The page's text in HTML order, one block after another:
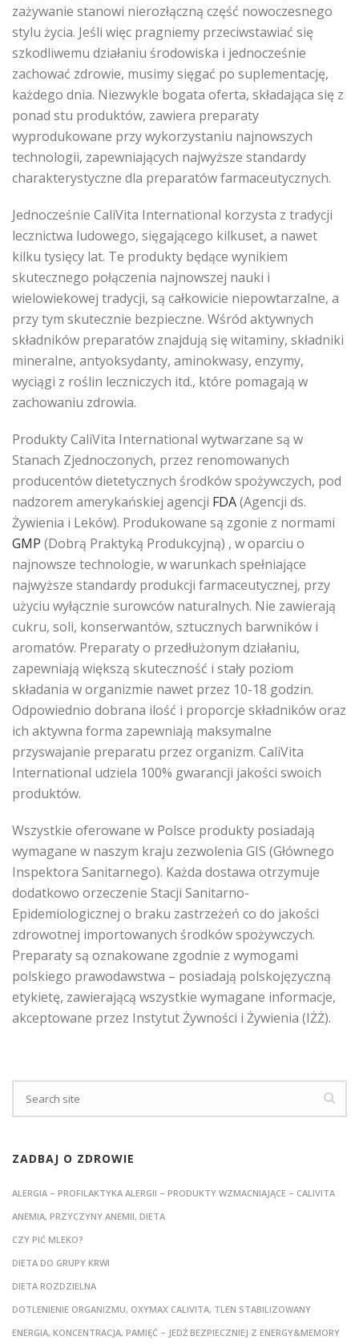
zażywanie stanowi nierozłączną część nowoczesnego
stylu życia. Jeśli więc pragniemy przeciwstawiać się
szkodliwemu działaniu środowiska i jednocześnie
zachować zdrowie, musimy sięgać po suplementację,
każdego dnia. Niezwykle bogata oferta, składająca się z
ponad stu produktów, zawiera preparaty
wyprodukowane przy wykorzystaniu najnowszych
technologii, zapewniających najwyższe standardy
charakterystyczne dla preparatów farmaceutycznych.
Jednocześnie CaliVita International korzysta z tradycji
lecznictwa ludowego, sięgającego kilkuset, a nawet
kilku tysięcy lat. Te produkty będące wynikiem
skutecznego połączenia najnowszej nauki i
wielowiekowej tradycji, są całkowicie niepowtarzalne, a
przy tym skutecznie bezpieczne. Wśród aktywnych
składników preparatów znajdują się witaminy, składniki
mineralne, antyoksydanty, aminokwasy, enzymy,
wyciągi z roślin leczniczych itd., które pomagają w
zachowaniu zdrowia.
Produkty CaliVita International wytwarzane są w
Stanach Zjednoczonych, przez renomowanych
producentów dietetycznych środków spożywczych, pod
nadzorem amerykańskiej agencji FDA(Agencji ds.
Żywienia i Leków). Produkowane są zgonie z normami
GMP (Dobrą Praktyką Produkcyjną) , w oparciu o
najnowsze technologie, w warunkach spełniające
najwyższe standardy produkcji farmaceutycznej, przy
użyciu wyłącznie surowców naturalnych. Nie zawierają
cukru, soli, konserwantów, sztucznych barwników i
aromatów. Preparaty o przedłużonym działaniu,
zapewniają większą skuteczność i stały poziom
składania w organizmie nawet przez 10-18 godzin.
Odpowiednio dobrana ilość i proporcje składników oraz
ich aktywna forma zapewniają maksymalne
przyswajanie preparatu przez organizm. CaliVita
International udziela 100% gwarancji jakości swoich
produktów.
Wszystkie oferowane w Polsce produkty posiadają
wymagane w naszym kraju zezwolenia GIS (Głównego
Inspektora Sanitarnego). Każda dostawa otrzymuje
dodatkowo orzeczenie Stacji Sanitarno-
Epidemiologicznej o braku zastrzeżeń co do jakości
zdrowotnej importowanych środków spożywczych.
Preparaty są oznakowane zgodnie z wymogami
polskiego prawodawstwa – posiadają polskojęzyczną
etykietę, zawierającą wszystkie wymagane informacje,
akceptowane przez Instytut Żywności i Żywienia (IŻŻ).
ZADBAJ O ZDROWIE
ALERGIA – PROFILAKTYKA ALERGII – PRODUKTY WZMACNIAJĄCE – CALIVITA
ANEMIA, PRZYCZYNY ANEMII, DIETA
CZY PIĆ MLEKO?
DIETA DO GRUPY KRWI
DIETA ROZDZIELNA
DOTLENIENIE ORGANIZMU, OXYMAX CALIVITA, TLEN STABILIZOWANY
ENERGIA, KONCENTRACJA, PAMIĘĆ – JEDŹ BEZPIECZNIEJ Z ENERGY&MEMORY